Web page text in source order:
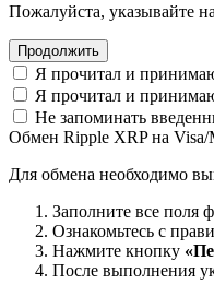
Пожалуйста, указывайте
Я прочитал и
Я прочитал и
Не запоминать
Обмен Ripple XRP на
Для обмена необходимо
Заполните все поля
Ознакомьтесь с
Нажмите кнопку
После выполнения